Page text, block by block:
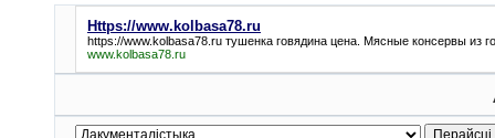
Https://www.kolbasa78.ru
https://www.kolbasa78.ru тушенка говядина цена. Мясные консервы из
www.kolbasa78.ru